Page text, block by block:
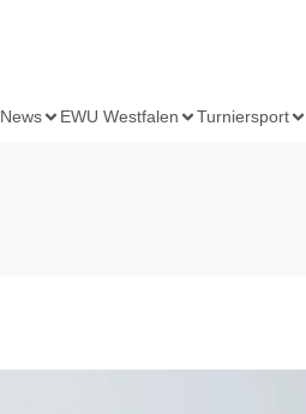
News EWU Westfalen Turniersport